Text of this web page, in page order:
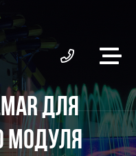
ДЛЯ
МОДУЛЯ